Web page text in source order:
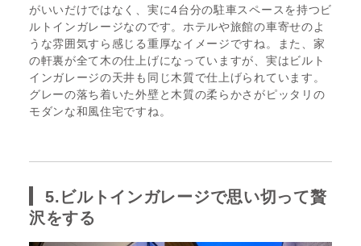
がいいだけではなく、実に4台分の駐車スペースを持つビ
ルトインガレージなのです。ホテルや旅館の車寄せのよ
うな雰囲気すら感じる重厚なイメージですね。また、家
の軒裏が全て木の仕上げになっていますが、実はビルト
インガレージの天井も同じ木質で仕上げられています。
グレーの落ち着いた外壁と木質の柔らかさがピッタリの
モダンな和風住宅ですね。
5.ビルトインガレージで思い切って贅
沢をする